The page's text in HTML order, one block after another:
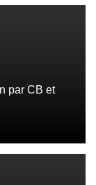
par CB et